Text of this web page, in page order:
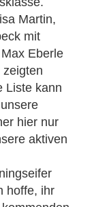
Martin,
mit
Eberle
Liste kann
hier nur
aktiven
hoffe, ihr